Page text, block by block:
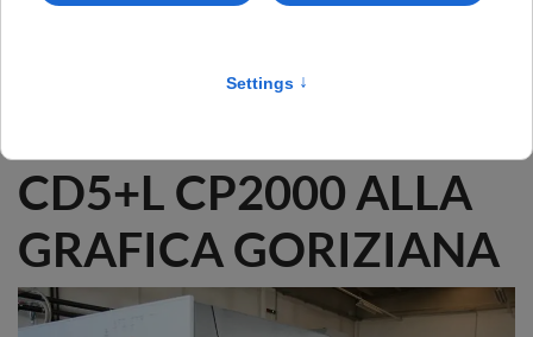
CD5+L CP2000 ALLA
GRAFICA GORIZIANA